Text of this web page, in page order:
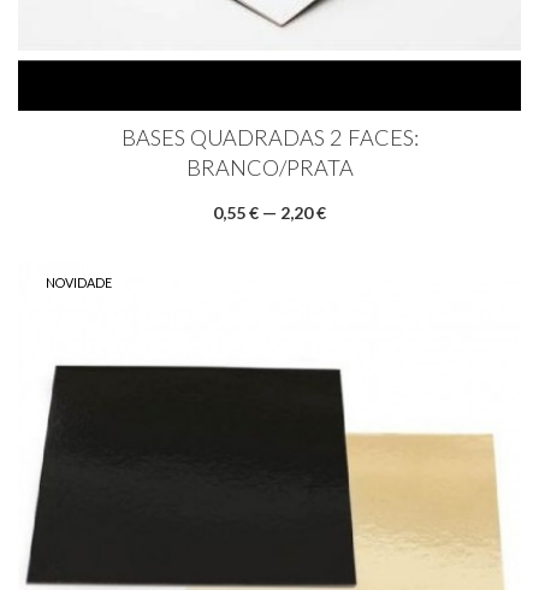
BASES QUADRADAS 2 FACES:
BRANCO/PRATA
0,55 € — 2,20 €
NOVIDADE